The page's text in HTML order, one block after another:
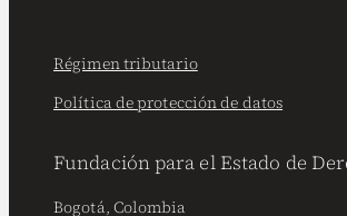
Fundación para el Estado de
Bogotá, Colombia
Régimen tributario
Política de protección de datos